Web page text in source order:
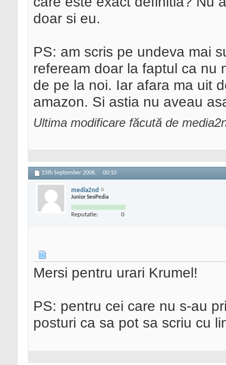
doar si eu.
PS: am scris pe undeva mai
refeream doar la faptul ca nu
de pe la noi. Iar afara ma uit
amazon. Si astia nu aveau
Ultima modificare făcută de
15th September 2006, 00:10
media2nd
Junior SeoPedia
Reputatie: 0
Mersi pentru urari Krumel!
PS: pentru cei care nu s-au
posturi ca sa pot sa scriu cu